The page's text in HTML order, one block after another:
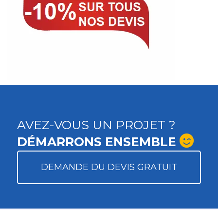
AVEZ-VOUS UN PROJET ?
DÉMARRONS ENSEMBLE
DEMANDE DU DEVIS GRATUIT